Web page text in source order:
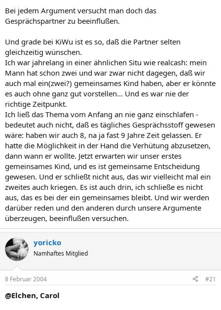
Bei jedem Argument versucht man doch das
Gesprächspartner zu beeinflußen.
Und grade bei KiWu ist es so, daß die Partner selten
gleichzeitig wünschen.
Ich war jahrelang in einer ähnlichen Situ wie realcash: mein
Mann hat schon zwei und war zwar nicht dagegen, daß wir
auch mal ein(zwei?) gemeinsames Kind haben, aber er könnte
es auch ohne ganz gut vorstellen... Und es war nie der
richtige Zeitpunkt.
Ich ließ das Thema vom Anfang an nie ganz einschlafen -
bedeutet auch nicht, daß es tägliches Gesprächsstoff gewesen
wäre: haben wir auch 8, na ja fast 9 Jahre Zeit gelassen. Er
hatte die Möglichkeit in der Hand die Verhütung abzusetzen,
dann wann er wollte. Jetzt erwarten wir unser erstes
gemeinsames Kind, und es ist gemeinsame Entscheidung
gewesen. Und er schließt nicht aus, das wir vielleicht mal ein
zweites auch kriegen. Es ist auch drin, ich schließe es nicht
aus, das es bei der ein gemeinsames bleibt. Und wir werden
darüber reden und den anderen durch unsere Argumente
überzeugen, beeinflußen versuchen.
yoricko
Namhaftes Mitglied
8 Februar 2004 #21
@Elchen, Carol